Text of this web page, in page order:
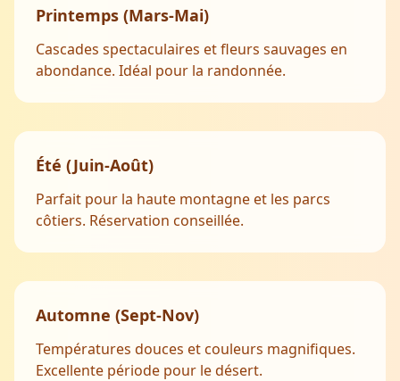
Printemps (Mars-Mai)
Cascades spectaculaires et fleurs sauvages en
abondance. Idéal pour la randonnée.
Été (Juin-Août)
Parfait pour la haute montagne et les parcs
côtiers. Réservation conseillée.
Automne (Sept-Nov)
Températures douces et couleurs magnifiques.
Excellente période pour le désert.